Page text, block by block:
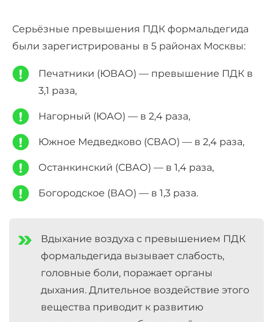
Серьёзные превышения ПДК формальдегида
были зарегистрированы в 5 районах Москвы:
Печатники (ЮВАО) — превышение ПДК в
3,1 раза,
Нагорный (ЮАО) — в 2,4 раза,
Южное Медведково (СВАО) — в 2,4 раза,
Останкинский (СВАО) — в 1,4 раза,
Богородское (ВАО) — в 1,3 раза.
Вдыхание воздуха с превышением ПДК
формальдегида вызывает слабость,
головные боли, поражает органы
дыхания. Длительное воздействие этого
вещества приводит к развитию